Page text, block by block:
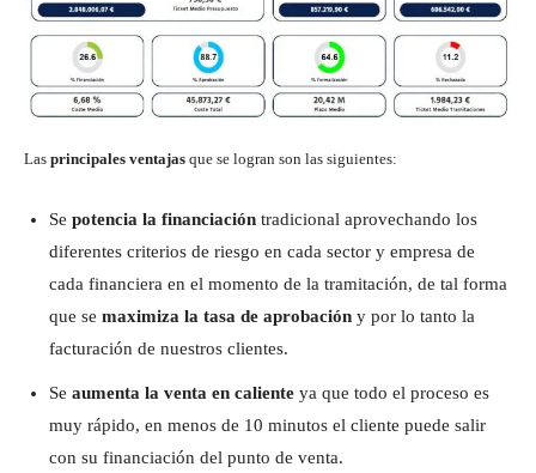
Las principales ventajas que se logran son las siguientes:
Se potencia la financiación tradicional aprovechando los
diferentes criterios de riesgo en cada sector y empresa de
cada financiera en el momento de la tramitación, de tal forma
que se maximiza la tasa de aprobación y por lo tanto la
facturación de nuestros clientes.
Se aumenta la venta en caliente ya que todo el proceso es
muy rápido, en menos de 10 minutos el cliente puede salir
con su financiación del punto de venta.